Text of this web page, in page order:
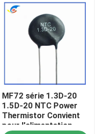
MF72 série 1.3D-20
1.5D-20 NTC Power
Thermistor Convient
pour l'alimentation